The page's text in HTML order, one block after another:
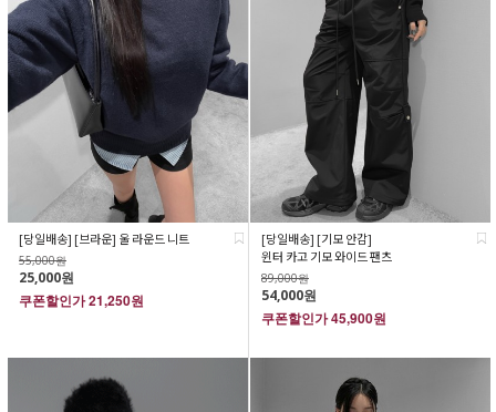
[당일배송] [브라운] 울 라운드 니트
55,000원
25,000원
쿠폰할인가21,250원
[당일배송] [기모 안감]
윈터 카고 기모 와이드 팬츠
89,000원
54,000원
쿠폰할인가45,900원